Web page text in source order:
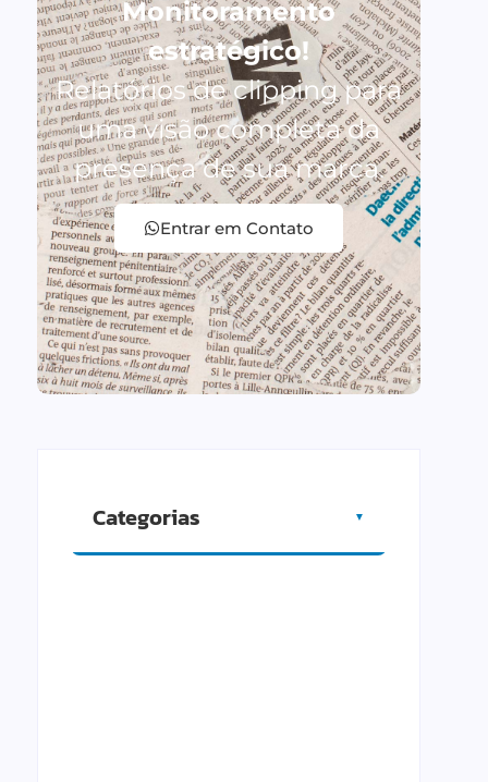
Monitoramento
estratégico!
Relatórios de clipping para
uma visão completa da
presença de sua marca.
Entrar em Contato
Categorias ▼